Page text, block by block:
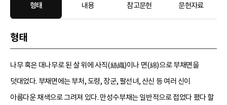
형태 내용 참고문헌 문헌자료
형태
나무 혹은 대나무로 된 살 위에 사직(絲織)이나 면(綿)으로 부채면을
덧대었다. 부채면에는 부처, 도령, 장군, 팔선녀, 산신 등 여러 신이
아름다운 채색으로 그려져 있다. 만성수부채는 일반적으로 접었다 폈다 할